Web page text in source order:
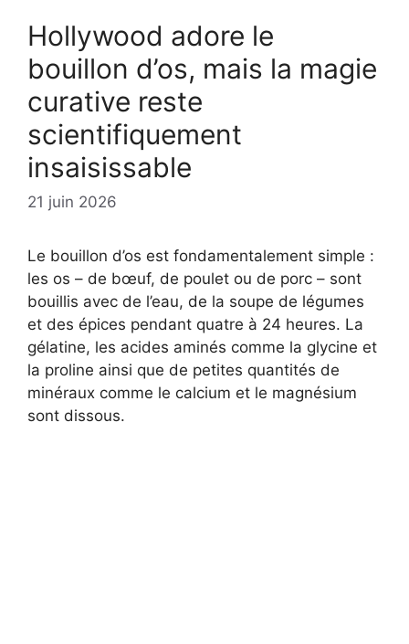
Hollywood adore le
bouillon d’os, mais la magie
curative reste
scientifiquement
insaisissable
21 juin 2026
Le bouillon d’os est fondamentalement simple :
les os – de bœuf, de poulet ou de porc – sont
bouillis avec de l’eau, de la soupe de légumes
et des épices pendant quatre à 24 heures. La
gélatine, les acides aminés comme la glycine et
la proline ainsi que de petites quantités de
minéraux comme le calcium et le magnésium
sont dissous.